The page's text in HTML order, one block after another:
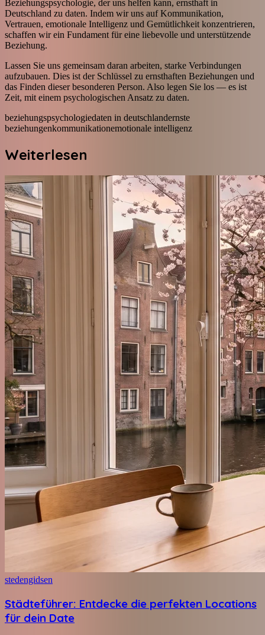
Beziehungspsychologie, der uns helfen kann, ernsthaft in
Deutschland zu daten. Indem wir uns auf Kommunikation,
Vertrauen, emotionale Intelligenz und Gemütlichkeit konzentrieren,
schaffen wir ein Fundament für eine liebevolle und unterstützende
Beziehung.
Lassen Sie uns gemeinsam daran arbeiten, starke Verbindungen
aufzubauen. Dies ist der Schlüssel zu ernsthaften Beziehungen und
das Finden dieser besonderen Person. Also legen Sie los — es ist
Zeit, mit einem psychologischen Ansatz zu daten.
beziehungspsychologiedaten in deutschlandernste
beziehungenkommunikationemotionale intelligenz
Weiterlesen
stedengidsen
Städteführer: Entdecke die perfekten Locations
für dein Date